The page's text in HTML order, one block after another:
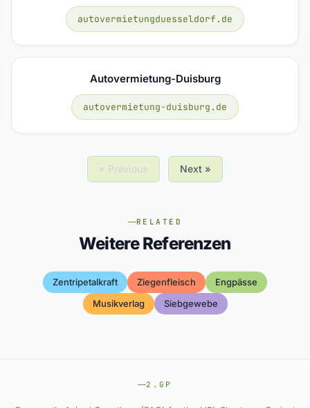
autovermietungduesseldorf.de
Autovermietung-Duisburg
autovermietung-duisburg.de
« Previous Next »
RELATED
Weitere Referenzen
Zentripetalkraft Ziegenfleisch
Engpässe
Musikverlag
Siebgewebe
2.GP